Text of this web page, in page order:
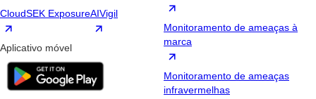
CloudSEK ExposureAIVigil
Aplicativo móvel
Monitoramento de ameaças à
marca
Monitoramento de ameaças
infravermelhas